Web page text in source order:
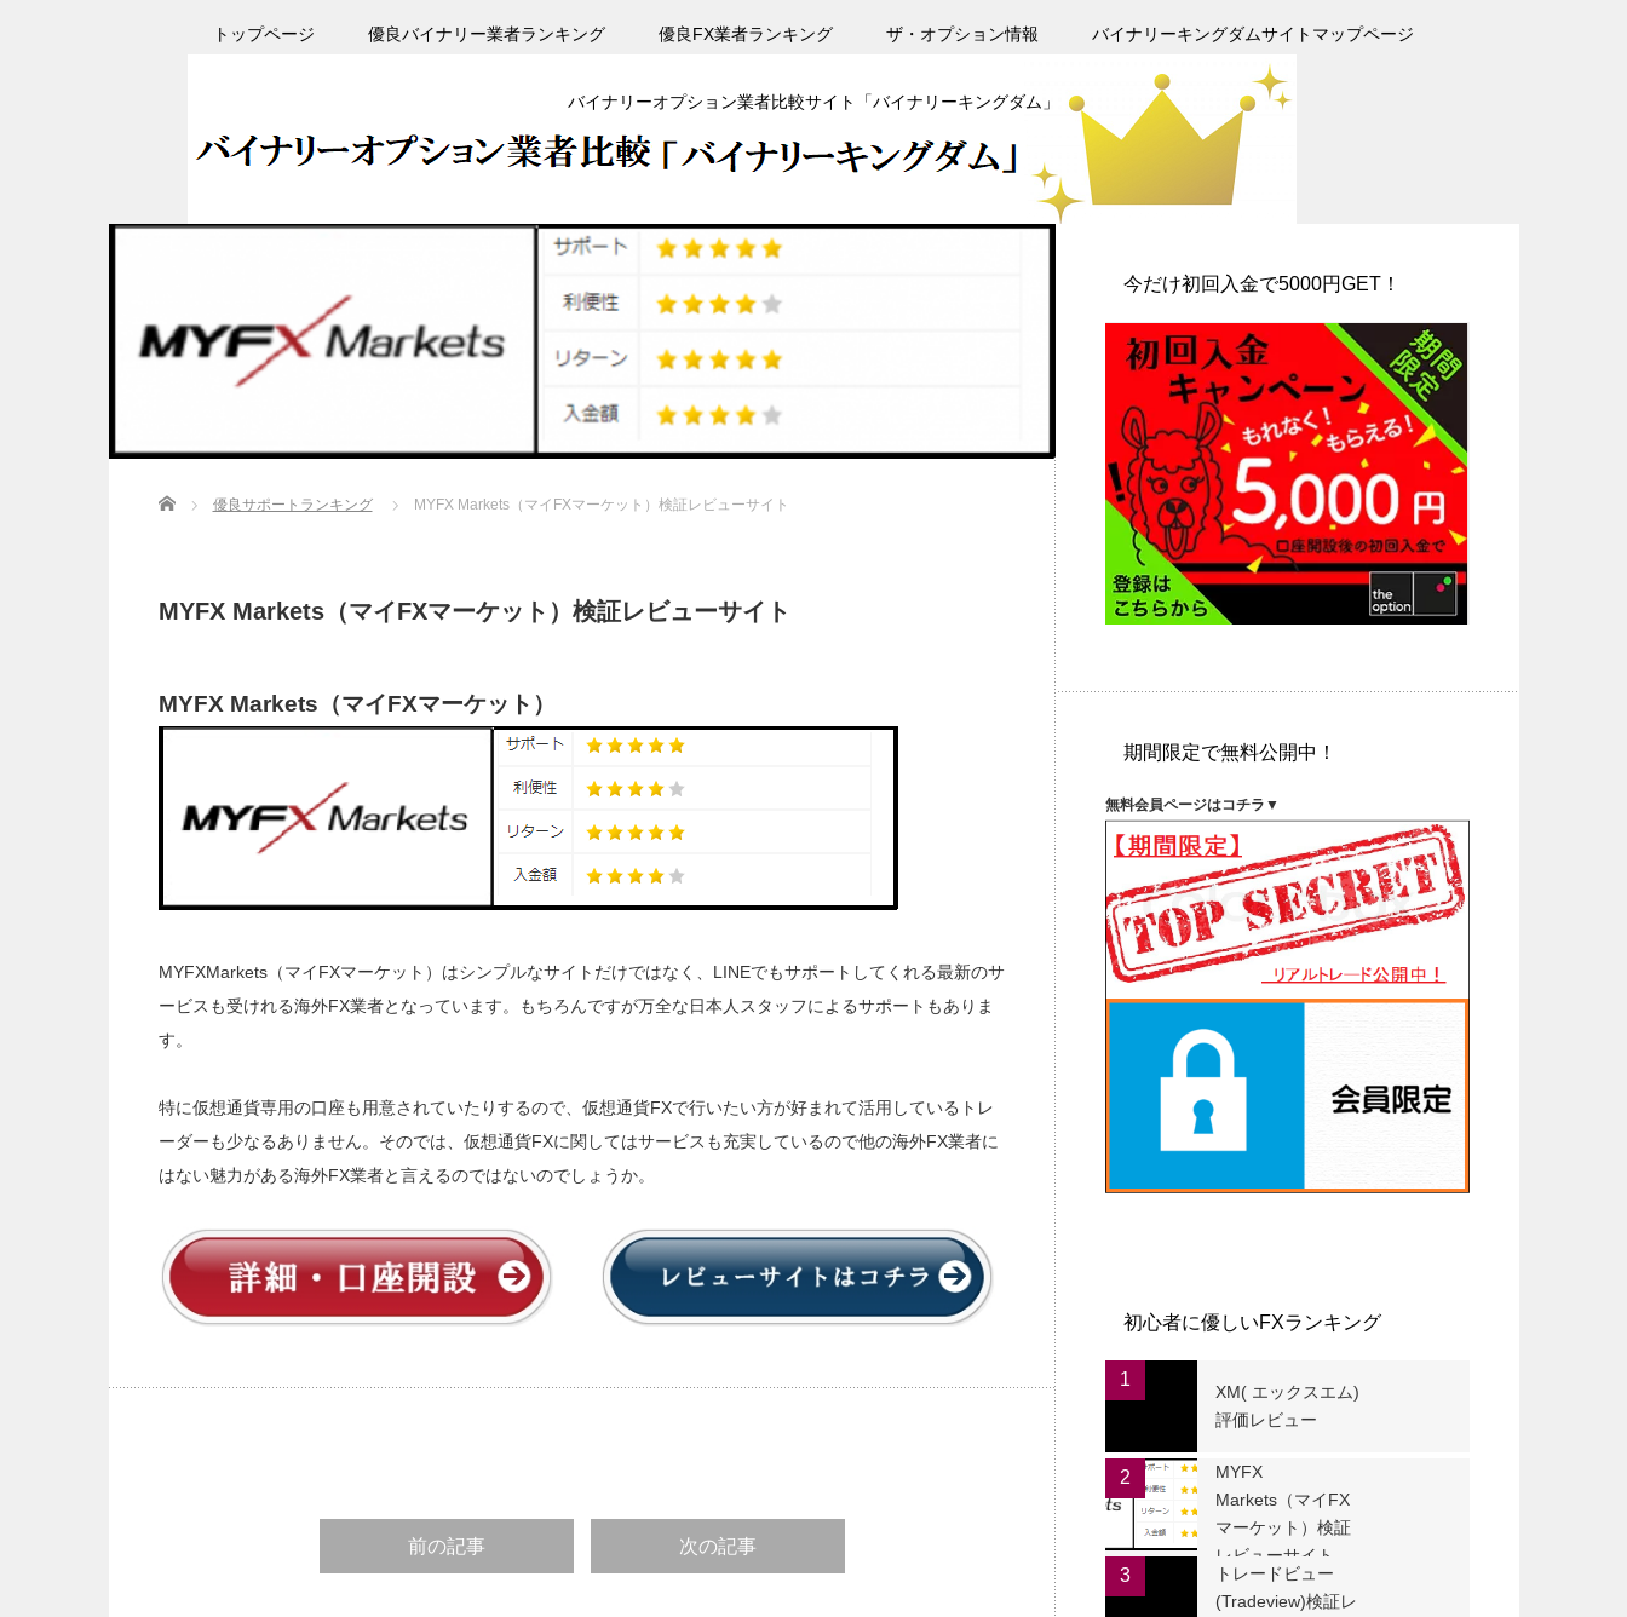
トップページ 優良バイナリー業者ランキング 優良FX業者ランキング ザ・オプション情報 バイナリーキングダムサイトマップページ
バイナリーオプション業者比較サイト「バイナリーキングダム」
Home 優良サポートランキング MYFX Markets（マイFXマーケット）検証レビューサイト
MYFX Markets（マイFXマーケット）検証レビューサイト
MYFX Markets（マイFXマーケット）
MYFXMarkets（マイFXマーケット）はシンプルなサイトだけではなく、LINEでもサポートしてくれる最新のサ
ービスも受けれる海外FX業者となっています。もちろんですが万全な日本人スタッフによるサポートもありま
す。
特に仮想通貨専用の口座も用意されていたりするので、仮想通貨FXで行いたい方が好まれて活用しているトレ
ーダーも少なるありません。そのでは、仮想通貨FXに関してはサービスも充実しているので他の海外FX業者に
はない魅力がある海外FX業者と言えるのではないのでしょうか。
前の記事 次の記事
今だけ初回入金で5000円GET！
期間限定で無料公開中！
無料会員ページはコチラ▼
初心者に優しいFXランキング
1
XM( エックスエム)
評価レビュー
2
MYFX
Markets（マイFX
マーケット）検証
レビューサイト
3
トレードビュー
(Tradeview)検証レ